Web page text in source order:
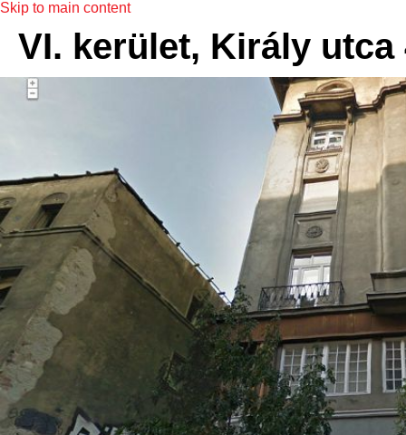
Skip to main content
VI. kerület, Király utca